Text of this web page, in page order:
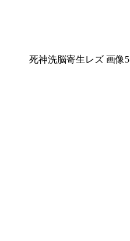
死神洗脳寄生レズ 画像5